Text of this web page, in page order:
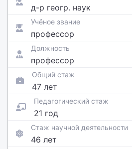
д-р геогр. наук
Учёное звание
профессор
Должность
профессор
Общий стаж
47 лет
Педагогический стаж
21 год
Стаж научной деятельности
46 лет